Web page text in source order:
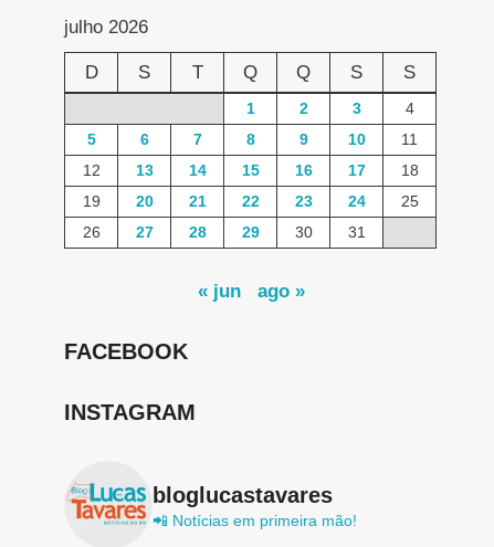
julho 2026
D S T Q Q S S
1 2 3
4
5
6 7 8 9 10
11
12
13 14 15 16 17
18
19
20 21 22 23 24
25
26
27 28 29 30 31
« jun ago »
FACEBOOK
INSTAGRAM
bloglucastavares
📲 Notícias em primeira mão!